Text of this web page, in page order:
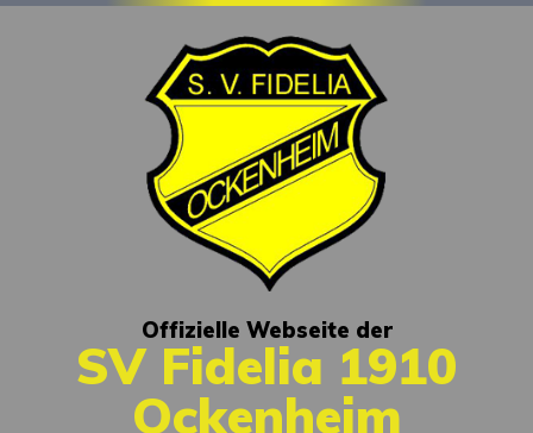
Offizielle Webseite der
SV Fidelia 1910
Ockenheim